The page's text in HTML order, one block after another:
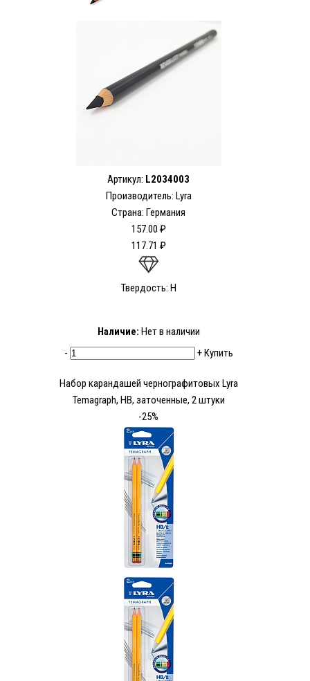
Артикул: L2034003
Производитель: Lyra
Страна: Германия
157.00 ₽
117.71 ₽
Твердость: H
Наличие: Нет в наличии
-
+Купить
Набор карандашей чернографитовых Lyra
Temagraph, HB, заточенные, 2 штуки
-25%